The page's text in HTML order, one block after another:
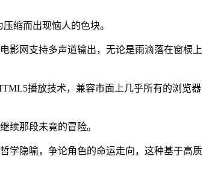
缩而出现恼人的色块。
影网支持多声道输出，无论是雨滴落在窗棂上
播放技术，兼容市面上几乎所有的浏览器
续那段未竟的冒险。
学隐喻，争论角色的命运走向，这种基于高质